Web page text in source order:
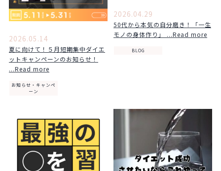
2026.05.14
夏に向けて！５月短期集中ダイエ
ットキャンペーンのお知らせ！
...Read more
お知らせ・キャンペ
ーン
2026.04.29
50代から本気の自分磨き！「一生
モノの身体作り」 ...Read more
BLOG